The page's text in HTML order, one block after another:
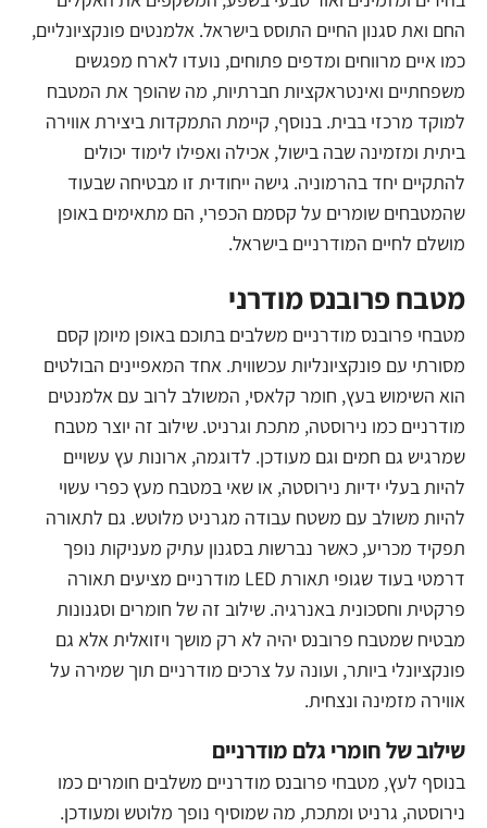
החם ואת סגנון החיים התוסס בישראל. אלמנטים פונקציונליים,
כמו איים מרווחים ומדפים פתוחים, נועדו לארח מפגשים
משפחתיים ואינטראקציות חברתיות, מה שהופך את המטבח
למוקד מרכזי בבית. בנוסף, קיימת התמקדות ביצירת אווירה
ביתית ומזמינה שבה בישול, אכילה ואפילו לימוד יכולים
להתקיים יחד בהרמוניה. גישה ייחודית זו מבטיחה שבעוד
שהמטבחים שומרים על קסמם הכפרי, הם מתאימים באופן
מושלם לחיים המודרניים בישראל.
מטבח פרובנס מודרני
מטבחי פרובנס מודרניים משלבים בתוכם באופן מיומן קסם
מסורתי עם פונקציונליות עכשווית. אחד המאפיינים הבולטים
הוא השימוש בעץ, חומר קלאסי, המשולב לרוב עם אלמנטים
מודרניים כמו נירוסטה, מתכת וגרניט. שילוב זה יוצר מטבח
שמרגיש גם חמים וגם מעודכן. לדוגמה, ארונות עץ עשויים
להיות בעלי ידיות נירוסטה, או שאי במטבח מעץ כפרי עשוי
להיות משולב עם משטח עבודה מגרניט מלוטש. גם לתאורה
תפקיד מכריע, כאשר נברשות בסגנון עתיק מעניקות נופך
דרמטי בעוד שגופי תאורת LED מודרניים מציעים תאורה
פרקטית וחסכונית באנרגיה. שילוב זה של חומרים וסגנונות
מבטיח שמטבח פרובנס יהיה לא רק מושך ויזואלית אלא גם
פונקציונלי ביותר, ועונה על צרכים מודרניים תוך שמירה על
אווירה מזמינה ונצחית.
שילוב של חומרי גלם מודרניים
בנוסף לעץ, מטבחי פרובנס מודרניים משלבים חומרים כמו
נירוסטה, גרניט ומתכת, מה שמוסיף נופך מלוטש ומעודכן.